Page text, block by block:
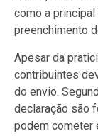
como a
preenchimento
Apesar da
contribuintes
do envio.
declaração são
podem cometer